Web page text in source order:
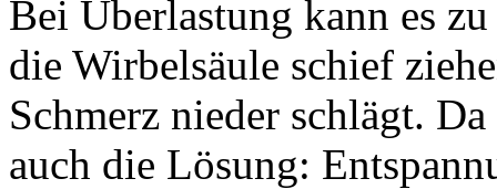
Bei Überlastung kann es
die Wirbelsäule schief
Schmerz nieder schlägt.
auch die Lösung: